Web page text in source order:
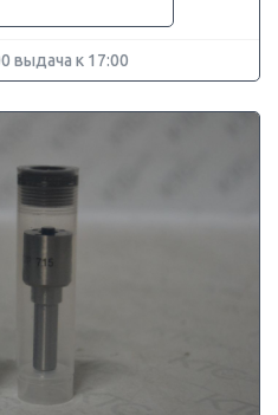
выдача к 17:00